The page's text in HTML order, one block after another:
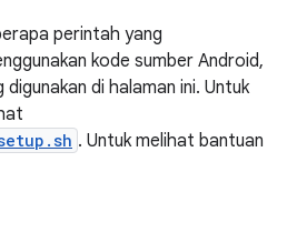
perintah yang
kode sumber Android,
di halaman ini. Untuk
. Untuk melihat bantuan